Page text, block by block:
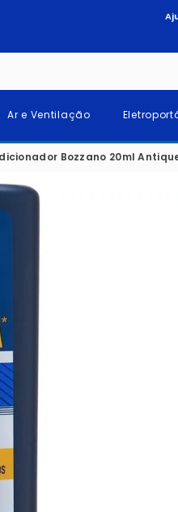
Ar e Ventilação
Bozzano 20ml